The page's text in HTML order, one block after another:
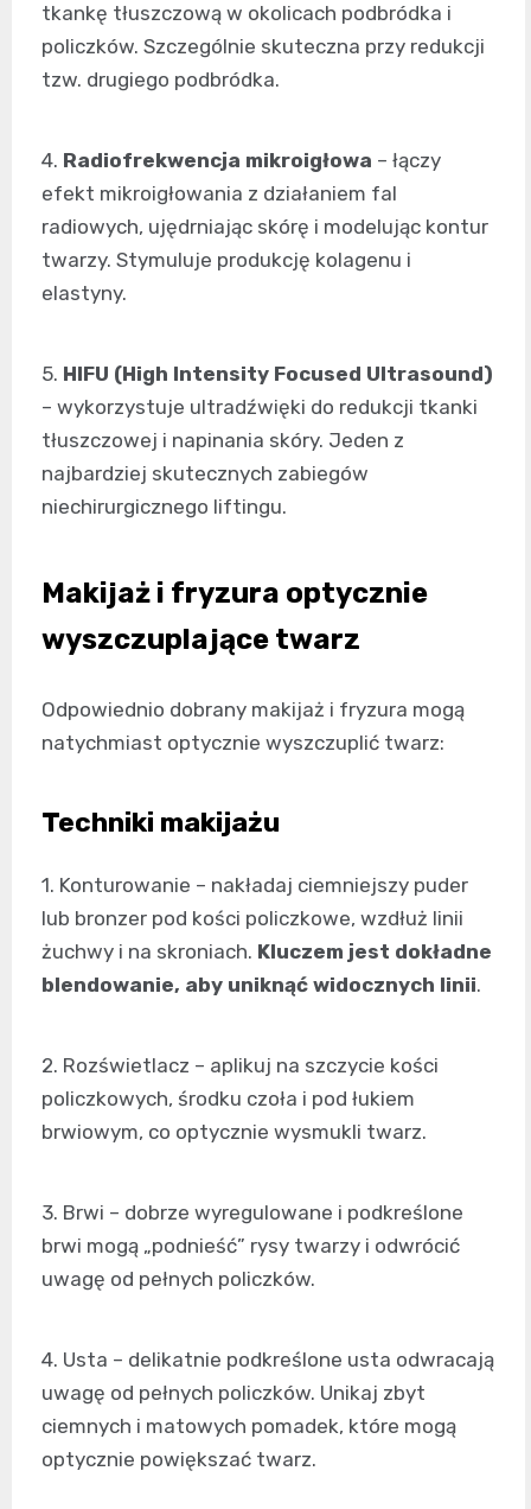
tkankę tłuszczową w okolicach podbródka i
policzków. Szczególnie skuteczna przy redukcji
tzw. drugiego podbródka.
4. Radiofrekwencja mikroigłowa – łączy
efekt mikroigłowania z działaniem fal
radiowych, ujędrniając skórę i modelując kontur
twarzy. Stymuluje produkcję kolagenu i
elastyny.
5. HIFU (High Intensity Focused Ultrasound)
– wykorzystuje ultradźwięki do redukcji tkanki
tłuszczowej i napinania skóry. Jeden z
najbardziej skutecznych zabiegów
niechirurgicznego liftingu.
Makijaż i fryzura optycznie
wyszczuplające twarz
Odpowiednio dobrany makijaż i fryzura mogą
natychmiast optycznie wyszczuplić twarz:
Techniki makijażu
1. Konturowanie – nakładaj ciemniejszy puder
lub bronzer pod kości policzkowe, wzdłuż linii
żuchwy i na skroniach. Kluczem jest dokładne
blendowanie, aby uniknąć widocznych linii.
2. Rozświetlacz – aplikuj na szczycie kości
policzkowych, środku czoła i pod łukiem
brwiowym, co optycznie wysmukli twarz.
3. Brwi – dobrze wyregulowane i podkreślone
brwi mogą „podnieść” rysy twarzy i odwrócić
uwagę od pełnych policzków.
4. Usta – delikatnie podkreślone usta odwracają
uwagę od pełnych policzków. Unikaj zbyt
ciemnych i matowych pomadek, które mogą
optycznie powiększać twarz.